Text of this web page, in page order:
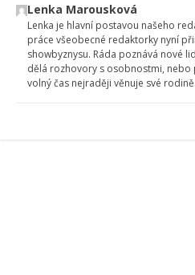
Lenka Marousková
Lenka je hlavní postavou našeho
práce všeobecné redaktorky nyní
showbyznysu. Ráda poznává nové
dělá rozhovory s osobnostmi, nebo
volný čas nejraději věnuje své rodině.